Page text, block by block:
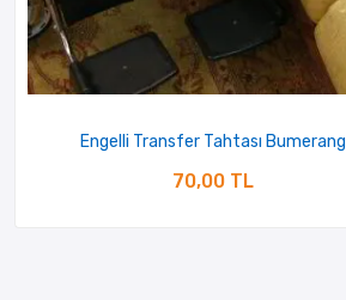
Engelli Transfer Tahtası Bumerang
70,00 TL